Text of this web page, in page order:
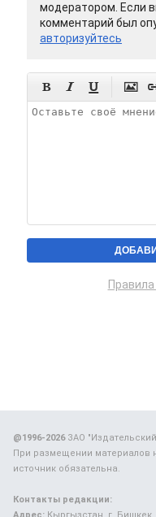
модератором. Если
комментарий был
авторизуйтесь
   
@1996-2026ЗАО
При размещении материалов
источник обязательна.
Контакты редакции: